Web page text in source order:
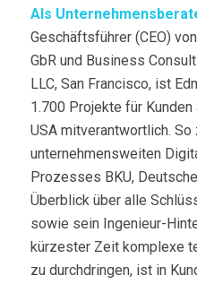
Als
Geschäftsführer (CEO)
GbR und Business
LLC, San Francisco, ist
1.700 Projekte für Kunden
USA mitverantwortlich. So
unternehmensweiten
Prozesses BKU,
Überblick über alle
sowie sein Ingenieur-
kürzester Zeit komplexe
zu durchdringen, ist in